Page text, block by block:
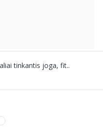
tinkantis joga, fit..